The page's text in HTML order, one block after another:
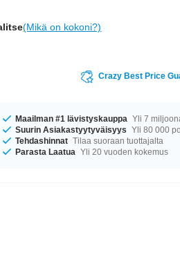
(Mikä on kokoni?)
Crazy Best Price
Maailman #1 lävistyskauppa Yli 7
Suurin Asiakastyytyväisyys Yli 80 000
Tehdashinnat Tilaa suoraan tuottajalta
Parasta Laatua Yli 20 vuoden kokemus